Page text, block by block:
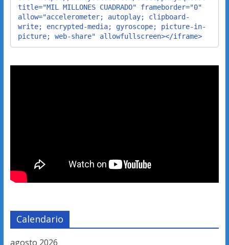
title="MIL MILLONES CUADRADO" frameborder="0"
allow="accelerometer; autoplay; clipboard-
write; encrypted-media; gyroscope; picture-in-
picture; web-share" allowfullscreen></iframe>
Calendario
agosto 2026